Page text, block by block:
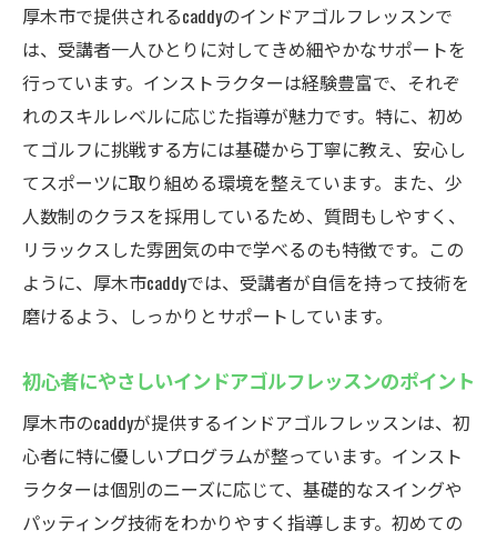
厚木市で提供されるcaddyのインドアゴルフレッスンで
は、受講者一人ひとりに対してきめ細やかなサポートを
行っています。インストラクターは経験豊富で、それぞ
れのスキルレベルに応じた指導が魅力です。特に、初め
てゴルフに挑戦する方には基礎から丁寧に教え、安心し
てスポーツに取り組める環境を整えています。また、少
人数制のクラスを採用しているため、質問もしやすく、
リラックスした雰囲気の中で学べるのも特徴です。この
ように、厚木市caddyでは、受講者が自信を持って技術を
磨けるよう、しっかりとサポートしています。
初心者にやさしいインドアゴルフレッスンのポイント
厚木市のcaddyが提供するインドアゴルフレッスンは、初
心者に特に優しいプログラムが整っています。インスト
ラクターは個別のニーズに応じて、基礎的なスイングや
パッティング技術をわかりやすく指導します。初めての